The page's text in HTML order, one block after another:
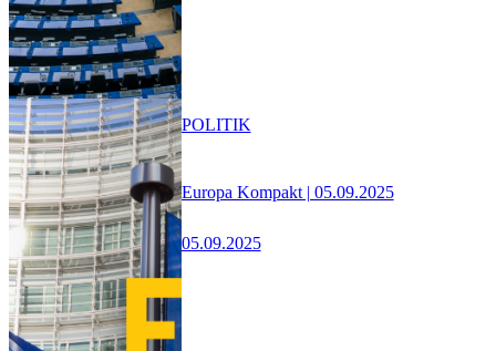
Europa Kompakt | 05.09.2025
05.09.2025
POLITIK